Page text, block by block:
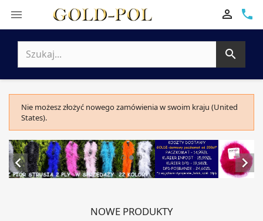
 phone


Nie możesz złożyć nowego zamówienia w swoim kraju (United
States).
 
NOWE PRODUKTY